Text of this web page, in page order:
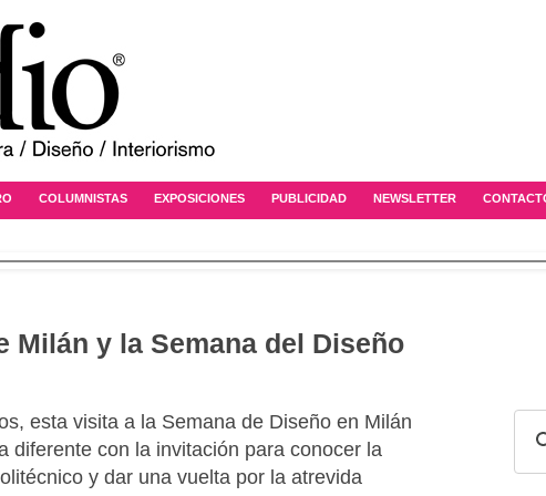
COLUMNISTAS EXPOSICIONES PUBLICIDAD NEWSLETTER
Milán y la Semana del Diseño
esta visita a la Semana de Diseño en Milán
diferente con la invitación para conocer la
y dar una vuelta por la atrevida